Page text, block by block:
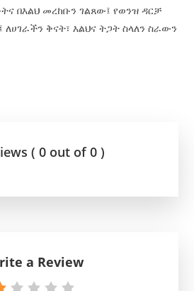
በእልህ መረከቡን ገልጸው፤ የወንዝ ዳርቻ
ለሀገራችን ቅናት፣ እልህና ትጋት ስላለን ስራውን
( 0 out of 0 )
a Review